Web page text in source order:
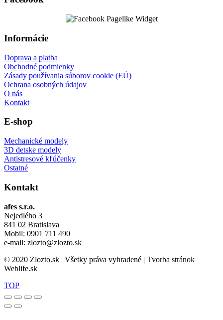
Informácie
Doprava a platba
Obchodné podmienky
Zásady používania súborov cookie (EÚ)
Ochrana osobných údajov
O nás
Kontakt
E-shop
Mechanické modely
3D detske modely
Antistresové kľúčenky
Ostatné
Kontakt
afes s.r.o.
Nejedlého 3
841 02 Bratislava
Mobil: 0901 711 490
e-mail: zlozto@zlozto.sk
© 2020 Zlozto.sk | Všetky práva vyhradené | Tvorba stránok
Weblife.sk
TOP